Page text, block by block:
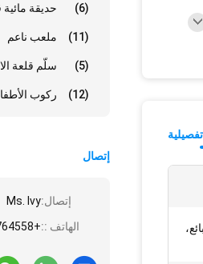
حديقة مائية (6)
ملعب ناعم (11)
سلّم قلعة (5)
ركوب (12)
إتصال
إتصال:Ms. Ivy
الهاتف ::+8618113764558